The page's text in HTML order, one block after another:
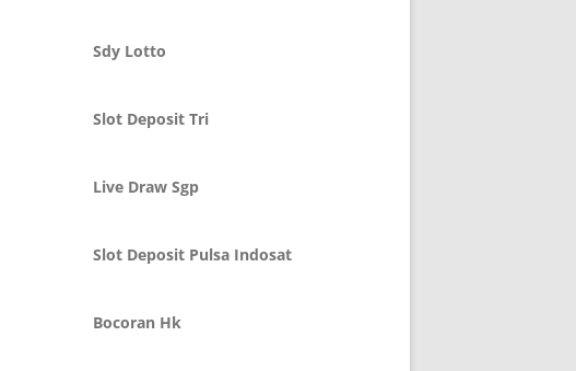
Sdy Lotto
Slot Deposit Tri
Live Draw Sgp
Slot Deposit Pulsa Indosat
Bocoran Hk